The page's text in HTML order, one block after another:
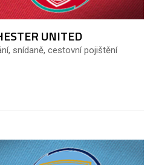
UNITED
snídaně, cestovní pojištění